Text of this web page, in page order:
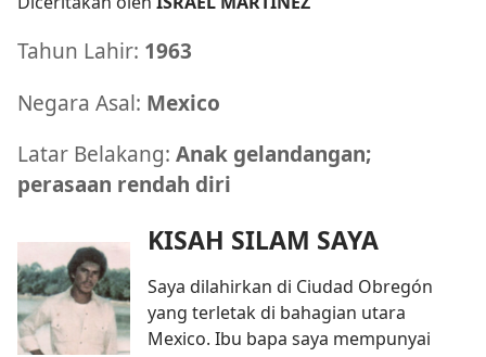
Tahun Lahir: 1963
Negara Asal: Mexico
Latar Belakang: Anak gelandangan;
perasaan rendah diri
KISAH SILAM SAYA
Saya dilahirkan di Ciudad Obregón
yang terletak di bahagian utara
Mexico. Ibu bapa saya mempunyai